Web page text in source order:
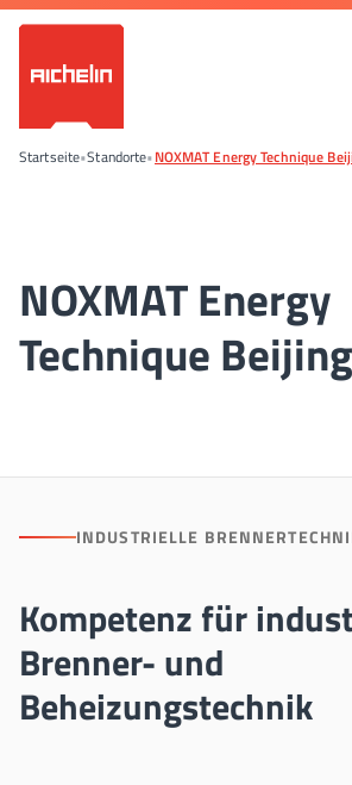
Startseite•Standorte•NOXMAT Energy Technique
NOXMAT Energy
Technique
INDUSTRIELLE
Kompetenz für
Brenner- und
Beheizungstechnik